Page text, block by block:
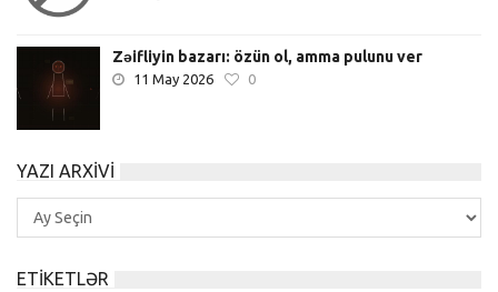
Zəifliyin bazarı: özün ol, amma pulunu ver
11 May 2026 0
YAZI ARXIVI
Yazı
Arxivi
ETIKETLƏR